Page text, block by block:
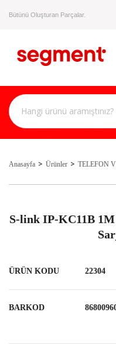
Bütünü Oluşturan Parçalar.
Anasayfa Ürünler TELEFON
S-link IP-KC11B
ÜRÜN KODU 22304
BARKOD